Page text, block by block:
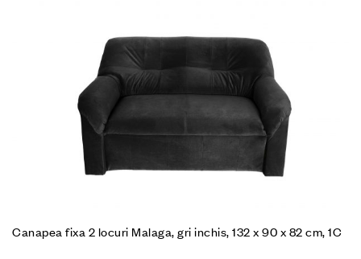
Canapea fixa 2 locuri Malaga, gri inchis, 132 x 90 x 82 cm, 1C